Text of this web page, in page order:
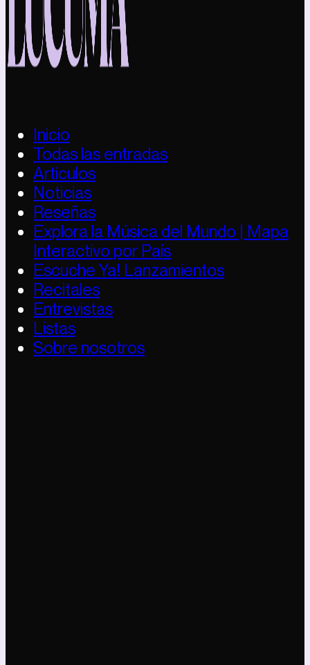
Inicio
Todas las entradas
Artículos
Noticias
Reseñas
Explora la Música del Mundo | Mapa
Interactivo por País
Escuche Ya! Lanzamientos
Recitales
Entrevistas
Listas
Sobre nosotros